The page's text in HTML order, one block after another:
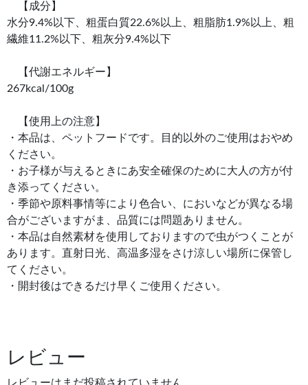
【成分】
水分9.4%以下、粗蛋白質22.6%以上、粗脂肪1.9%以上、粗
繊維11.2%以下、粗灰分9.4%以下
【代謝エネルギー】
267kcal/100g
【使用上の注意】
・本品は、ペットフードです。目的以外のご使用はおやめ
ください。
・お子様が与えるときにあ安全確保のために大人の方が付
き添ってください。
・季節や原料事情等により色合い、においなどが異なる場
合がございますがま、品質には問題ありません。
・本品は自然素材を使用しておりますので虫がつくことが
あります。直射日光、高温多湿をさけ涼しい場所に保管し
てください。
・開封後はできるだけ早くご使用ください。
レビュー